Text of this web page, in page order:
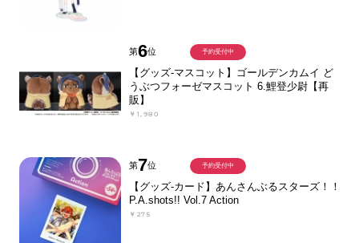
第6位
【グッズ-マスコット】ゴールデンカムイ ど
うぶつフォーゼマスコット 6.鯉登少尉【再
販】
￥1,980
予約受付中
第7位
【グッズ-カード】あんさんぶるスターズ！！
P.A.shots!! Vol.7 Action
￥275
予約受付中